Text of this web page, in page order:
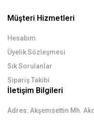
Müşteri Hizmetleri
Hesabım
Üyelik Sözleşmesi
Sık Sorulanlar
Sipariş Takibi
İletişim Bilgileri
Adres: Akşemsettin Mh.